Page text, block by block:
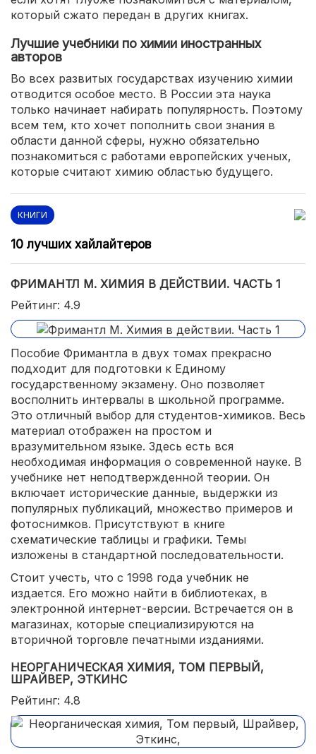
который сжато передан в других книгах.
Лучшие учебники по химии иностранных
авторов
Во всех развитых государствах изучению химии
отводится особое место. В России эта наука
только начинает набирать популярность. Поэтому
всем тем, кто хочет пополнить свои знания в
области данной сферы, нужно обязательно
познакомиться с работами европейских ученых,
которые считают химию областью будущего.
КНИГИ
10 лучших хайлайтеров
ФРИМАНТЛ М. ХИМИЯ В ДЕЙСТВИИ. ЧАСТЬ 1
Рейтинг: 4.9
Пособие Фримантла в двух томах прекрасно
подходит для подготовки к Единому
государственному экзамену. Оно позволяет
восполнить интервалы в школьной программе.
Это отличный выбор для студентов-химиков. Весь
материал отображен на простом и
вразумительном языке. Здесь есть вся
необходимая информация о современной науке. В
учебнике нет неподтвержденной теории. Он
включает исторические данные, выдержки из
популярных публикаций, множество примеров и
фотоснимков. Присутствуют в книге
схематические таблицы и графики. Темы
изложены в стандартной последовательности.
Стоит учесть, что с 1998 года учебник не
издается. Его можно найти в библиотеках, в
электронной интернет-версии. Встречается он в
магазинах, которые специализируются на
вторичной торговле печатными изданиями.
НЕОРГАНИЧЕСКАЯ ХИМИЯ, ТОМ ПЕРВЫЙ,
ШРАЙВЕР, ЭТКИНС
Рейтинг: 4.8